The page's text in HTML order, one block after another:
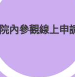
院內參觀線上申